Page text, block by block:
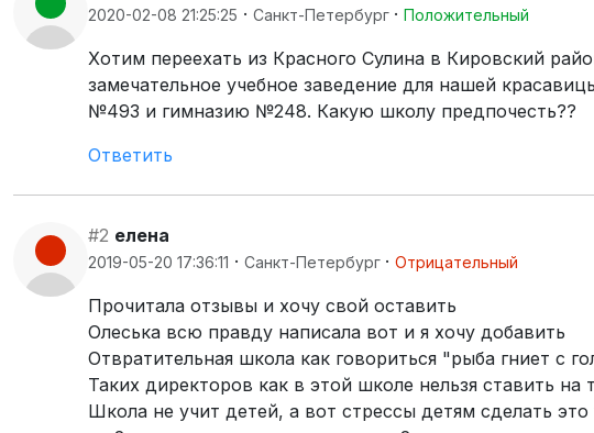
2020-02-08 21:25:25 · Санкт-Петербург · Положительный
Хотим переехать из Красного Сулина в Кировский
замечательное учебное заведение для нашей
№493 и гимназию №248. Какую школу предпочесть??
Ответить
#2 елена
2019-05-20 17:36:11 · Санкт-Петербург · Отрицательный
Прочитала отзывы и хочу свой оставить
Олеська всю правду написала вот и я хочу добавить
Отвратительная школа как говориться "рыба гниет с
Таких директоров как в этой школе нельзя ставить на
Школа не учит детей, а вот стрессы детям сделать